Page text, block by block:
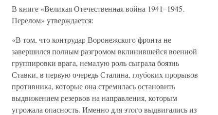
В книге «Великая Отечественная война 1941–1945.
Перелом» утверждается:
«В том, что контрудар Воронежского фронта не
завершился полным разгромом вклинившейся военной
группировки врага, немалую роль сыграла боязнь
Ставки, в первую очередь Сталина, глубоких прорывов
противника, которые она стремилась остановить
выдвижением резервов на направления, которым
угрожала опасность. Именно для этого выдвигались из